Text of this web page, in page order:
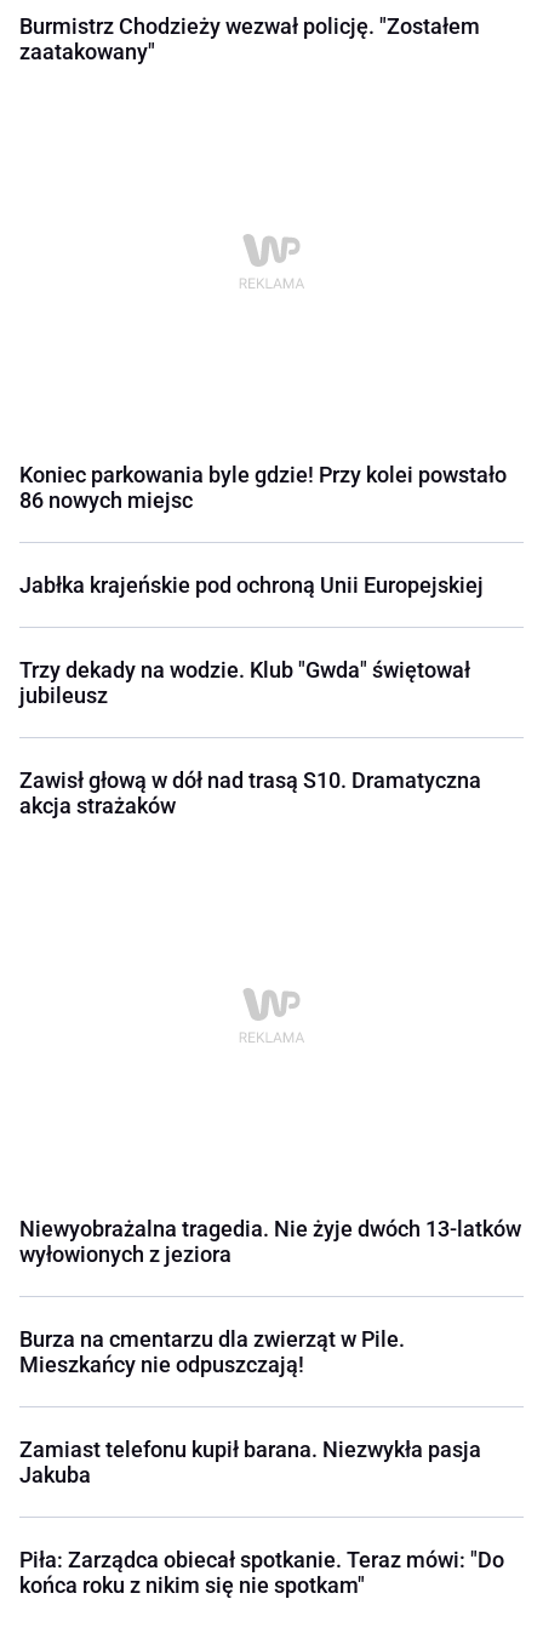
Burmistrz Chodzieży wezwał policję. "Zostałem
zaatakowany"
Koniec parkowania byle gdzie! Przy kolei powstało
86 nowych miejsc
Jabłka krajeńskie pod ochroną Unii Europejskiej
Trzy dekady na wodzie. Klub "Gwda" świętował
jubileusz
Zawisł głową w dół nad trasą S10. Dramatyczna
akcja strażaków
Niewyobrażalna tragedia. Nie żyje dwóch 13-latków
wyłowionych z jeziora
Burza na cmentarzu dla zwierząt w Pile.
Mieszkańcy nie odpuszczają!
Zamiast telefonu kupił barana. Niezwykła pasja
Jakuba
Piła: Zarządca obiecał spotkanie. Teraz mówi: "Do
końca roku z nikim się nie spotkam"